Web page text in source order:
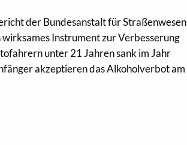
der Bundesanstalt für Straßenwesen
Instrument zur Verbesserung
unter 21 Jahren sank im Jahr
akzeptieren das Alkoholverbot am